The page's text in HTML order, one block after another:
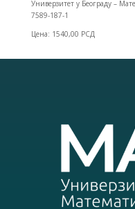
Универзитет у Београду –
7589-187-1
Цена: 1540,00 РСД